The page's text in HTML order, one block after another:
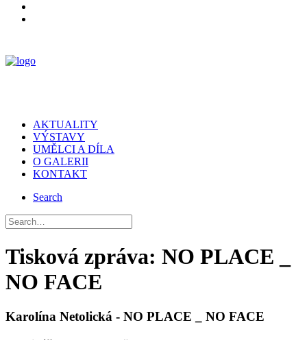
AKTUALITY
VÝSTAVY
UMĚLCI A DÍLA
O GALERII
KONTAKT
Search
Tisková zpráva: NO PLACE _
NO FACE
Karolína Netolická - NO PLACE _ NO FACE